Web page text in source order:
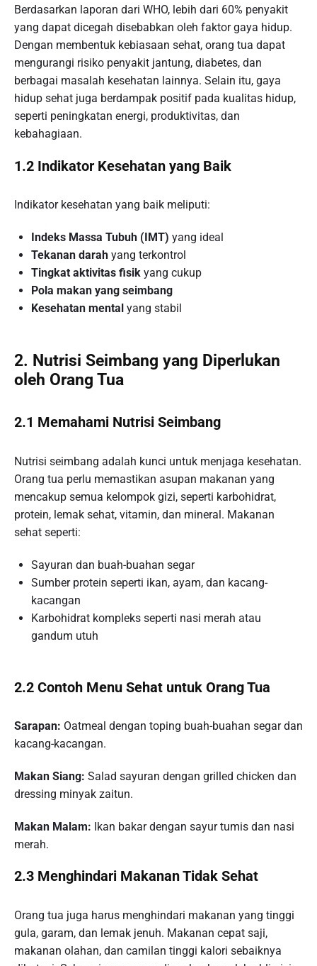
Berdasarkan laporan dari WHO, lebih dari 60% penyakit
yang dapat dicegah disebabkan oleh faktor gaya hidup.
Dengan membentuk kebiasaan sehat, orang tua dapat
mengurangi risiko penyakit jantung, diabetes, dan
berbagai masalah kesehatan lainnya. Selain itu, gaya
hidup sehat juga berdampak positif pada kualitas hidup,
seperti peningkatan energi, produktivitas, dan
kebahagiaan.
1.2 Indikator Kesehatan yang Baik
Indikator kesehatan yang baik meliputi:
Indeks Massa Tubuh (IMT) yang ideal
Tekanan darah yang terkontrol
Tingkat aktivitas fisik yang cukup
Pola makan yang seimbang
Kesehatan mental yang stabil
2. Nutrisi Seimbang yang Diperlukan
oleh Orang Tua
2.1 Memahami Nutrisi Seimbang
Nutrisi seimbang adalah kunci untuk menjaga kesehatan.
Orang tua perlu memastikan asupan makanan yang
mencakup semua kelompok gizi, seperti karbohidrat,
protein, lemak sehat, vitamin, dan mineral. Makanan
sehat seperti:
Sayuran dan buah-buahan segar
Sumber protein seperti ikan, ayam, dan kacang-
kacangan
Karbohidrat kompleks seperti nasi merah atau
gandum utuh
2.2 Contoh Menu Sehat untuk Orang Tua
Sarapan: Oatmeal dengan toping buah-buahan segar dan
kacang-kacangan.
Makan Siang: Salad sayuran dengan grilled chicken dan
dressing minyak zaitun.
Makan Malam: Ikan bakar dengan sayur tumis dan nasi
merah.
2.3 Menghindari Makanan Tidak Sehat
Orang tua juga harus menghindari makanan yang tinggi
gula, garam, dan lemak jenuh. Makanan cepat saji,
makanan olahan, dan camilan tinggi kalori sebaiknya